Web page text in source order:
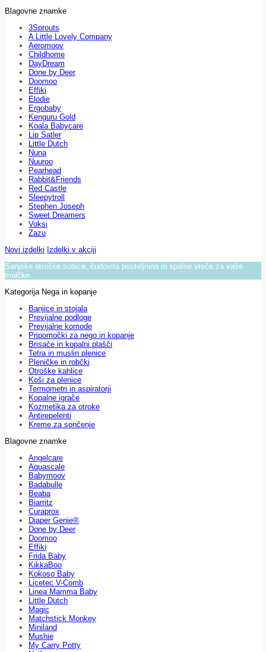
Blagovne znamke
3Sprouts
A Little Lovely Company
Aeromoov
Childhome
DayDream
Done by Deer
Doomoo
Effiki
Elodie
Ergobaby
Kenguru Gold
Koala Babycare
Lip Satler
Little Dutch
Nuna
Nuuroo
Pearhead
Rabbit&Friends
Red Castle
Sleepytroll
Stephen Joseph
Sweet Dreamers
Voksi
Zazu
Novi izdelki Izdelki v akciji
Sanjske otroške sobice, čudovita posteljnina in spalne vreče za vaše
malčke.
Kategorija Nega in kopanje
Banjice in stojala
Previjalne podloge
Previjalne komode
Pripomočki za nego in kopanje
Brisače in kopalni plašči
Tetra in muslin plenice
Pleničke in robčki
Otroške kahlice
Koši za plenice
Termometri in aspiratorji
Kopalne igrače
Kozmetika za otroke
Antirepelenti
Kreme za sončenje
Blagovne znamke
Angelcare
Aquascale
Babymoov
Badabulle
Beaba
Biarritz
Curaprox
Diaper Genie®
Done by Deer
Doomoo
Effiki
Frida Baby
KikkaBoo
Kokoso Baby
Licetec V-Comb
Linea Mamma Baby
Little Dutch
Magic
Matchstick Monkey
Miniland
Mushie
My Carry Potty